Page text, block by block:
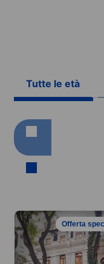
Tutte le età
Offerta